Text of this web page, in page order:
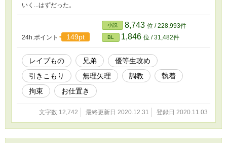
いく...はずだった。
24h.ポイント 149pt
小説 8,743 位 / 228,993件
BL 1,846 位 / 31,482件
レイプもの 兄弟
優等生攻め
引きこもり
無理矢理 調教
執着
拘束
お仕置き
文字数 12,742 最終更新日 2020.12.31 登録日 2020.11.03